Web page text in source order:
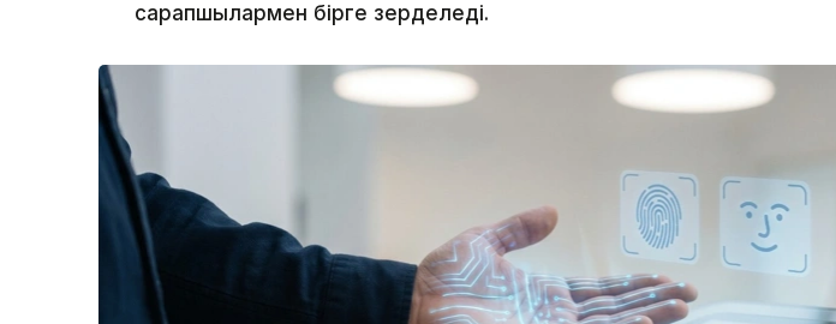
сарапшылармен бірге зерделеді.